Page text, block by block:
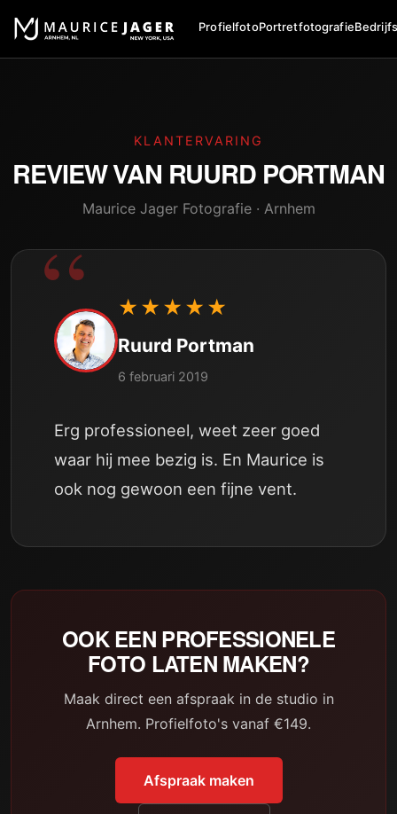
ProfielfotoPortretfotografie
KLANTERVARING
REVIEW VAN RUURD PORTMAN
Maurice Jager Fotografie · Arnhem
★★★★★
Ruurd Portman
6 februari 2019
Erg professioneel, weet zeer goed
waar hij mee bezig is. En Maurice is
ook nog gewoon een fijne vent.
OOK EEN PROFESSIONELE
FOTO LATEN MAKEN?
Maak direct een afspraak in de studio in
Arnhem. Profielfoto's vanaf €149.
Afspraak maken